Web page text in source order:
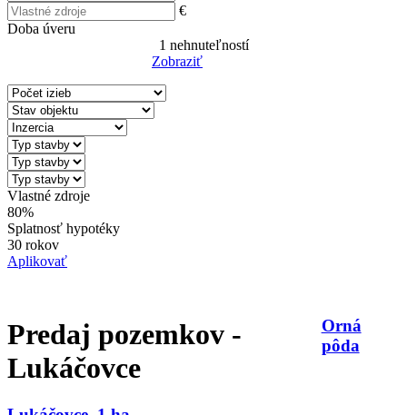
€
Doba úveru
1 nehnuteľností
Zobraziť
Vlastné zdroje
80%
Splatnosť hypotéky
30 rokov
Aplikovať
Predaj pozemkov -
Lukáčovce
Orná
pôda